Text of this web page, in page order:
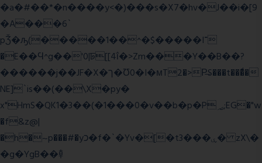
�a�#��*�n����y<�)���s�X7�hv�J��i�[9
�A���6`
pǮ�ԡ(�����1��^�$�����I־
�E��Ϥ^g��'0|ꠓ[[4ΐ�>Zm���Y��B��?
������j��JF�X�ך�Ʊ0�I�мT2�>P̶S���t���ͩ�
NE]`is��(��\X�py�
x"HmS�QK1�3��(�1���0�v��b�p�P؃;EG�"w
�f&z@|
�h�~p���#�yכ�f�`�Yv�[�t3���ۑ� zX\�
�g�YgB��龺